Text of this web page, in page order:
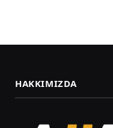
HAKKIMIZDA